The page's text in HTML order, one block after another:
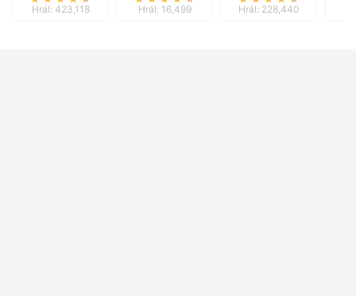
Hrál: 423,118 Hrál: 16,499 Hrál: 228,440